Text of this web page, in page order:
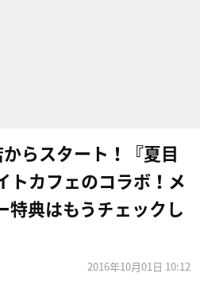
らスタート！『夏目
トカフェのコラボ！メ
特典はもうチェックし
2016年10月01日 10:12